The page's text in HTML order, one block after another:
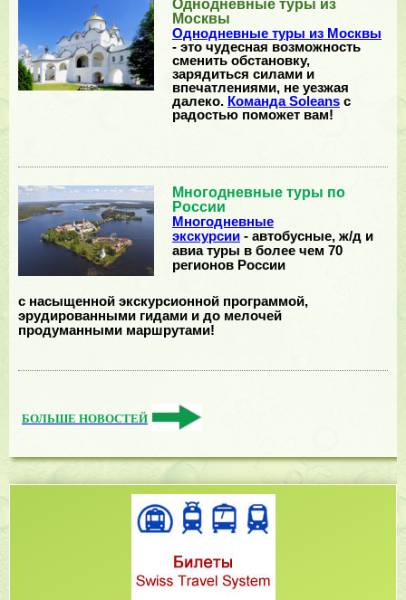
Однодневные туры из
Москвы
Однодневные туры из Москвы
- это чудесная возможность
сменить обстановку,
зарядиться силами и
впечатлениями, не уезжая
далеко. Команда Soleans с
радостью поможет вам!
Многодневные туры по
России
Многодневные
экскурсии - автобусные, ж/д и
авиа туры в более чем 70
регионов России
с насыщенной экскурсионной программой,
эрудированными гидами и до мелочей
продуманными маршрутами!
БОЛЬШЕ НОВОСТЕЙ